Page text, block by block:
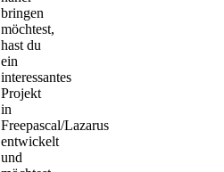
bringen
möchtest,
hast du
ein
interessantes
Projekt
in
Freepascal/Lazarus
entwickelt
und